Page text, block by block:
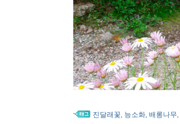
진달래꽃, 능소화, 배롱나무,